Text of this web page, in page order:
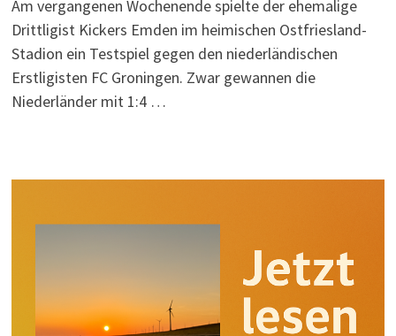
Am vergangenen Wochenende spielte der ehemalige
Drittligist Kickers Emden im heimischen Ostfriesland-
Stadion ein Testspiel gegen den niederländischen
Erstligisten FC Groningen. Zwar gewannen die
Niederländer mit 1:4 …